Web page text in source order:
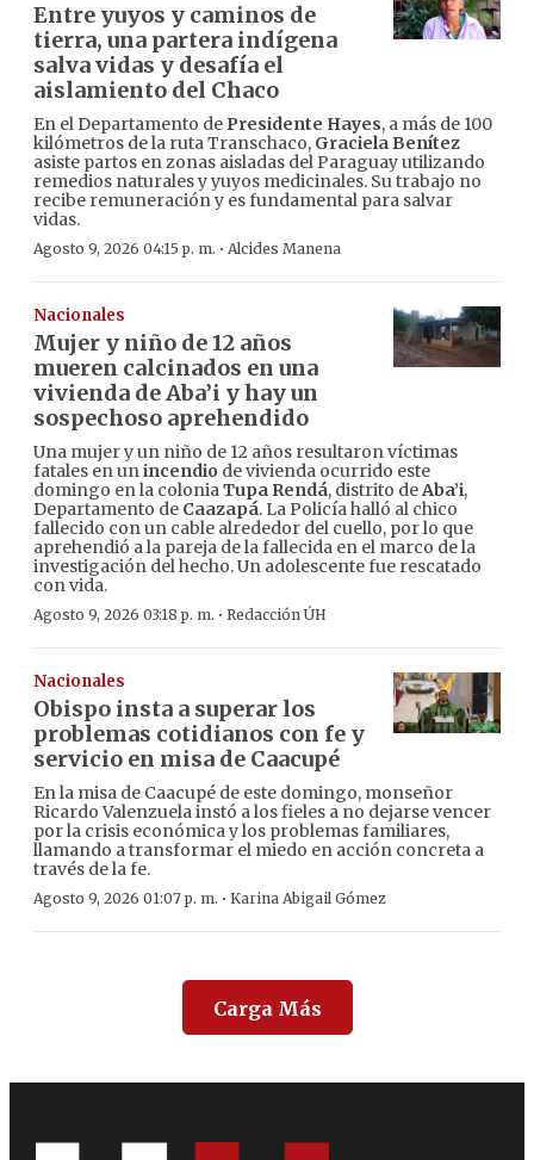
Entre yuyos y caminos de
tierra, una partera indígena
salva vidas y desafía el
aislamiento del Chaco
En el Departamento de Presidente Hayes, a más de 100
kilómetros de la ruta Transchaco, Graciela Benítez
asiste partos en zonas aisladas del Paraguay utilizando
remedios naturales y yuyos medicinales. Su trabajo no
recibe remuneración y es fundamental para salvar
vidas.
Agosto 9, 2026 04:15 p. m. · Alcides Manena
Nacionales
Mujer y niño de 12 años
mueren calcinados en una
vivienda de Aba’i y hay un
sospechoso aprehendido
Una mujer y un niño de 12 años resultaron víctimas
fatales en unincendio de vivienda ocurrido este
domingo en la coloniaTupa Rendá, distrito deAba’i,
Departamento de Caazapá. La Policía halló al chico
fallecido con un cable alrededor del cuello, por lo que
aprehendió a la pareja de la fallecida en el marco de la
investigación del hecho. Un adolescente fue rescatado
con vida.
Agosto 9, 2026 03:18 p. m. · Redacción ÚH
Nacionales
Obispo insta a superar los
problemas cotidianos con fe y
servicio en misa de Caacupé
En la misa de Caacupé de este domingo, monseñor
Ricardo Valenzuela instó a los fieles a no dejarse vencer
por la crisis económica y los problemas familiares,
llamando a transformar el miedo en acción concreta a
través de la fe.
Agosto 9, 2026 01:07 p. m. · Karina Abigail Gómez
Carga Más